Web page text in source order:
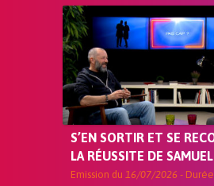
S’EN SORTIR ET SE
LA RÉUSSITE DE
Emission du 16/07/2026 - Durée